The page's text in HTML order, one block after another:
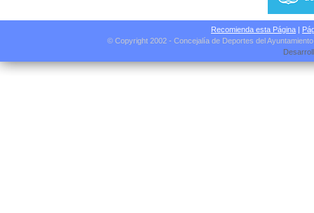
Recomienda esta Página |
© Copyright 2002 - Concejalía de Deportes del